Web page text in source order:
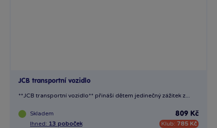
JCB transportní vozidlo
**JCB transportní vozidlo** přináší dětem jedinečný zážitek z...
Skladem
Ihned: 13 poboček
809 Kč
Klub: 785 Kč